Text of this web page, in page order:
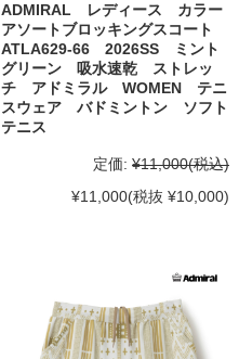
ADMIRAL レディース カラー
アソートブロッキングスコート
ATLA629-66 2026SS ミント
グリーン 吸水速乾 ストレッ
チ アドミラル WOMEN テニ
スウェア バドミントン ソフト
テニス
定価: ¥11,000(税込)
¥11,000(税抜 ¥10,000)